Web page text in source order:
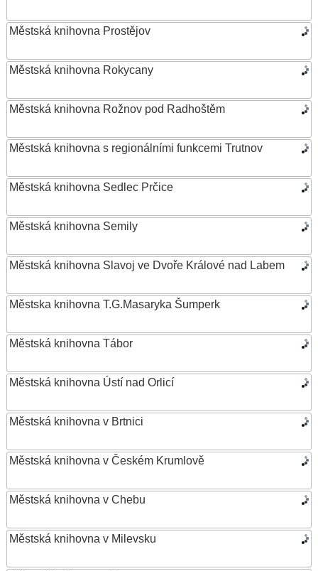
Městská knihovna Prostějov
Městská knihovna Rokycany
Městská knihovna Rožnov pod Radhoštěm
Městská knihovna s regionálními funkcemi Trutnov
Městská knihovna Sedlec Prčice
Městská knihovna Semily
Městská knihovna Slavoj ve Dvoře Králové nad Labem
Městska knihovna T.G.Masaryka Šumperk
Městská knihovna Tábor
Městská knihovna Ústí nad Orlicí
Městská knihovna v Brtnici
Městská knihovna v Českém Krumlově
Městská knihovna v Chebu
Městská knihovna v Milevsku